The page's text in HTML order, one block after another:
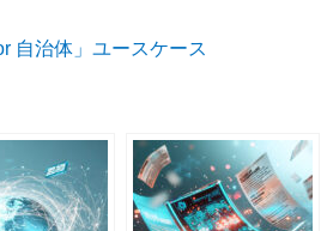
自治体」ユースケース